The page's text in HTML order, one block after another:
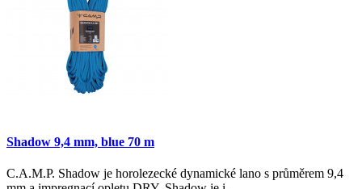
Shadow 9,4 mm, blue 70 m
C.A.M.P. Shadow je horolezecké dynamické lano s průměrem 9,4